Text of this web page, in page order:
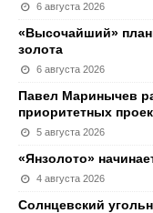
6 августа 2026
«Высочайший»
золота
6 августа 2026
Павел Маринычев
приоритетных
5 августа 2026
«Янзолото»
4 августа 2026
Солнцевский